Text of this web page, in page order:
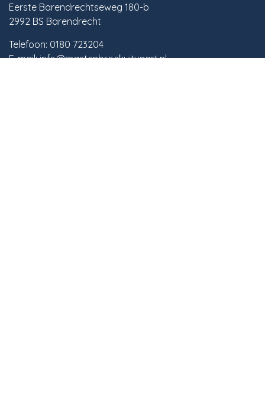
Eerste Barendrechtseweg 180-b
2992 BS Barendrecht
Telefoon: 0180 723204
E-mail: info@mastenbroekuitvaart.nl